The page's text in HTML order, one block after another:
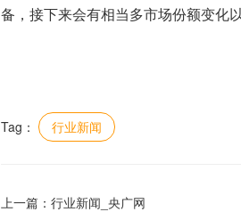
备，接下来会有相当多市场份额变化
Tag： 行业新闻
上一篇： 行业新闻_央广网